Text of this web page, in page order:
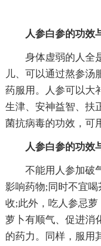
人参白参的功效
身体虚弱的人全
儿、可以通过熬参汤
药服用。人参可以大
生津、安神益智、扶
菌抗病毒的功效，可
人参白参的功效
不能用人参加破
影响药物;同时不宜
收;此外，吃人参忌
萝卜有顺气、促进消
的药力。同样，服用